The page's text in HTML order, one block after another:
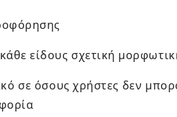
είδους σχετική
σε όσους χρήστες δεν